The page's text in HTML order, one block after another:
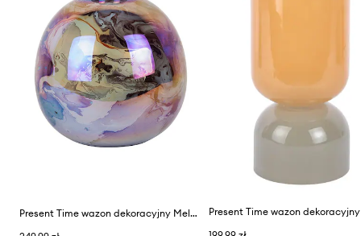
Present Time wazon dekoracyjny Melange Bottle